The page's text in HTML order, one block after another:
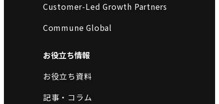
Customer-Led Growth Partners
Commune Global
お役立ち情報
お役立ち資料
記事・コラム